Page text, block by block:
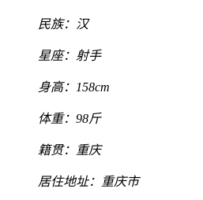
民族：汉
星座：射手
身高：158cm
体重：98斤
籍贯：重庆
居住地址：重庆市